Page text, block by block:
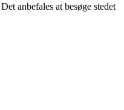
anbefales at besøge stedet